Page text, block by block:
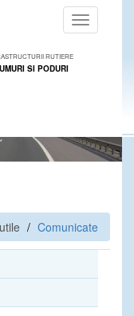
Toggle
navigation
RUTIERE
SI PODURI
Comunicate